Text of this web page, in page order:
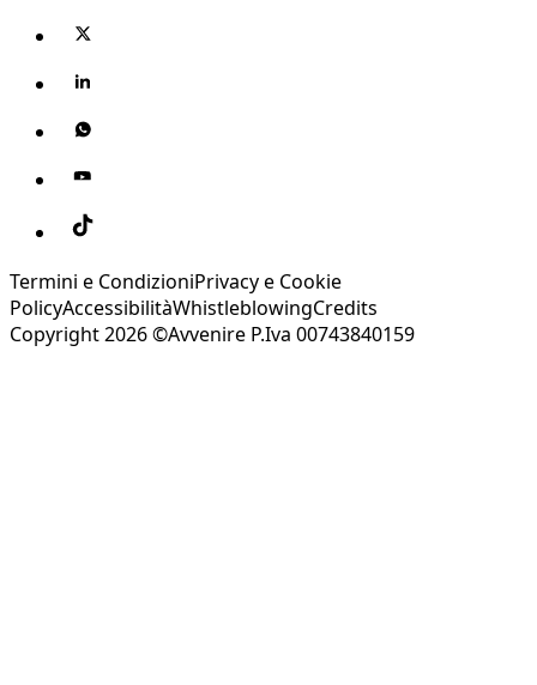
Termini e CondizioniPrivacy e Cookie
PolicyAccessibilitàWhistleblowingCredits
Copyright 2026 ©Avvenire P.Iva 00743840159